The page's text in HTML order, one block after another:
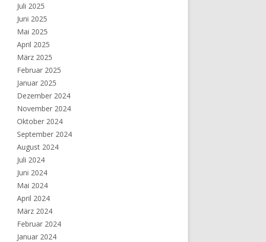
Juli 2025
Juni 2025
Mai 2025
April 2025
März 2025
Februar 2025
Januar 2025
Dezember 2024
November 2024
Oktober 2024
September 2024
August 2024
Juli 2024
Juni 2024
Mai 2024
April 2024
März 2024
Februar 2024
Januar 2024